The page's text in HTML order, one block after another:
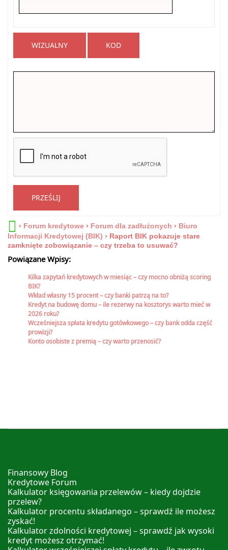
WIZUALNY KOD
PRZEŚLIJ
› Forum kredytowe › Forum dla zadłużonych › Biuro
Informacji Kredytowej (BIK) › Raport BIK pokazuje stare
zamknięte zobowiązanie – czy trzeba to usuwać?
Powiązane Wpisy:
Kilka zapytań kredytowych w miesiąc – czy mocno obniżą scoring
BIK?
Wkład własny 15 procent – czy banki patrzą na to?
Kredyt na budowę domu – ile rezerwy na kosztorys warto mieć w
2026 roku?
Wcześniejsza spłata kredytu gotówkowego – czy bank odda część
prowizji?
Konto osobiste z premią – czy warto przenosić?
Finansowy Blog
Kredytowe Forum
Kalkulator księgowania przelewów – kiedy dojdzie
przelew?
Kalkulator procentu składanego – sprawdź ile możesz
zyskać!
Kalkulator zdolności kredytowej – sprawdź jak wysoki
kredyt możesz otrzymać!